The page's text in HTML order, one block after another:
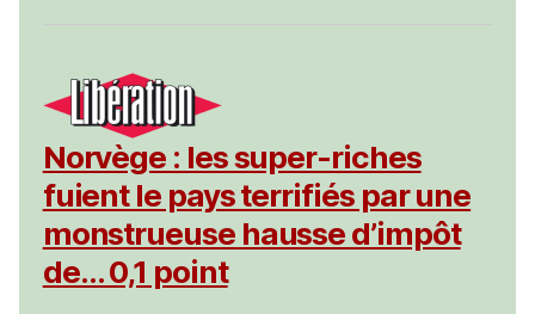
Norvège : les super-riches
fuient le pays terrifiés par une
monstrueuse hausse d’impôt
de… 0,1 point